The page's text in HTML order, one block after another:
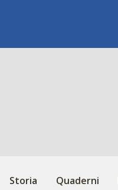
Storia Quaderni